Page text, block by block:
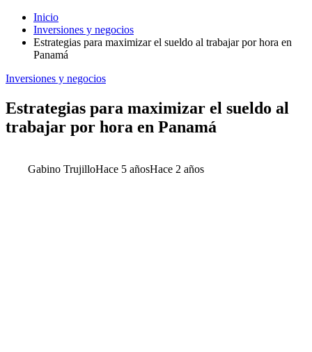
Inicio
Inversiones y negocios
Estrategias para maximizar el sueldo al trabajar por hora en
Panamá
Inversiones y negocios
Estrategias para maximizar el sueldo al
trabajar por hora en Panamá
Gabino TrujilloHace 5 añosHace 2 años